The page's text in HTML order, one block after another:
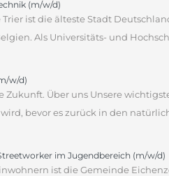
(m/w/d)
Trier ist die älteste Stadt
Als Universitäts- und
w/d)
Zukunft. Über uns Unsere
bevor es zurück in den
im Jugendbereich (m/w/d)
ist die Gemeinde